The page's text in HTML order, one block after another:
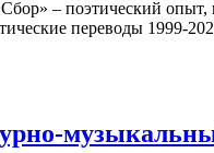
переводы 1999-